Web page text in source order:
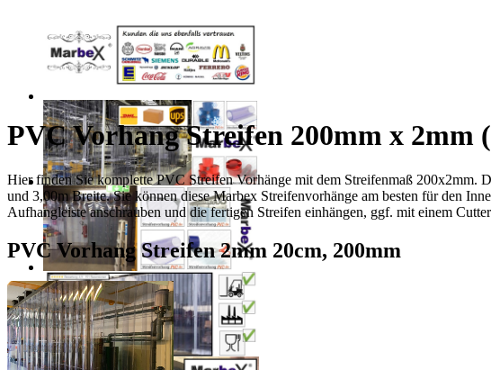
PVC Vorhang Streifen 200mm x 2mm
Hier finden Sie komplette PVC Streifen Vorhänge mit dem Streifenmaß
und 3,00m Breite. Sie können diese Marbex Streifenvorhänge am besten für den
Aufhangleiste anschrauben und die fertigen Streifen einhängen, ggf. mit einem
PVC Vorhang Streifen 2mm 20cm, 200mm